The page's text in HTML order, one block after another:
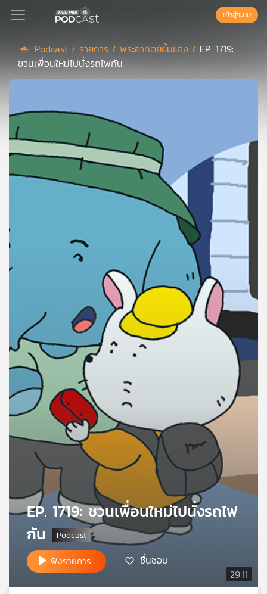
Podcast
เพล
ลิ
แนะนำ
คุณ
บทความ
และ
กิจกรรม
เรา
ไทย
เข้าสู่ระบบ
Podcast / รายการ /พระอาทิตย์ยิ้มแฉ่ง / EP. 1719:
ชวนเพื่อนใหม่ไปนั่งรถไฟกัน
29:11
EP. 1719: ชวนเพื่อนใหม่ไปนั่งรถไฟ
กัน
ฟังรายการ ชื่นชอบ